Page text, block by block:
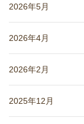
2026年5月
2026年4月
2026年2月
2025年12月